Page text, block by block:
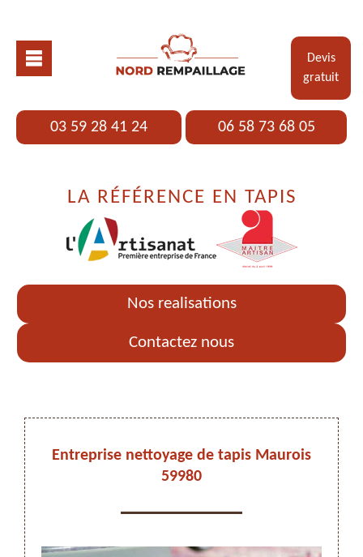
Devis
gratuit
03 59 28 41 24 06 58 73 68 05
LA RÉFÉRENCE EN TAPIS
Nos realisations
Contactez nous
Entreprise nettoyage de tapis Maurois
59980